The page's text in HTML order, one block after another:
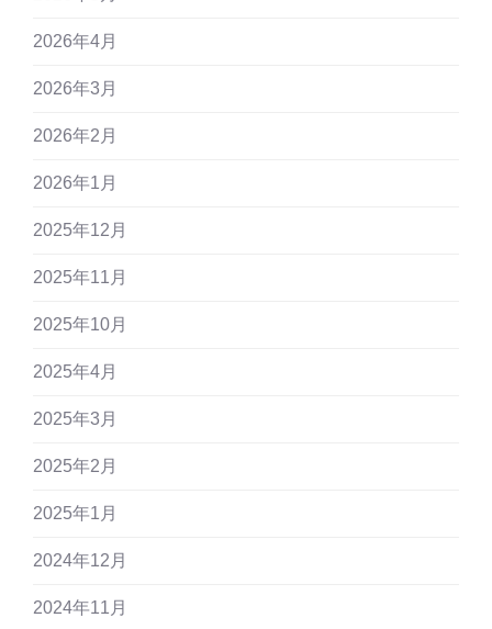
2026年4月
2026年3月
2026年2月
2026年1月
2025年12月
2025年11月
2025年10月
2025年4月
2025年3月
2025年2月
2025年1月
2024年12月
2024年11月